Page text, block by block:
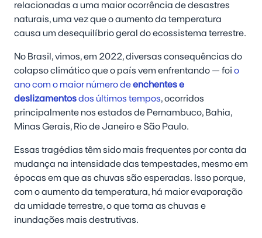
relacionadas a uma maior ocorrência de desastres
naturais, uma vez que o aumento da temperatura
causa um desequilíbrio geral do ecossistema terrestre.
No Brasil, vimos, em 2022, diversas consequências do
colapso climático que o país vem enfrentando — foi o
ano com o maior número deenchentes e
deslizamentosdos últimos tempos, ocorridos
principalmente nos estados de Pernambuco, Bahia,
Minas Gerais, Rio de Janeiro e São Paulo.
Essas tragédias têm sido mais frequentes por conta da
mudança na intensidade das tempestades, mesmo em
épocas em que as chuvas são esperadas. Isso porque,
com o aumento da temperatura, há maior evaporação
da umidade terrestre, o que torna as chuvas e
inundações mais destrutivas.